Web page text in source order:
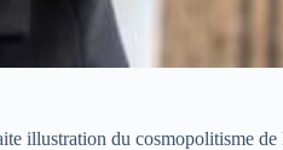
illustration du cosmopolitisme